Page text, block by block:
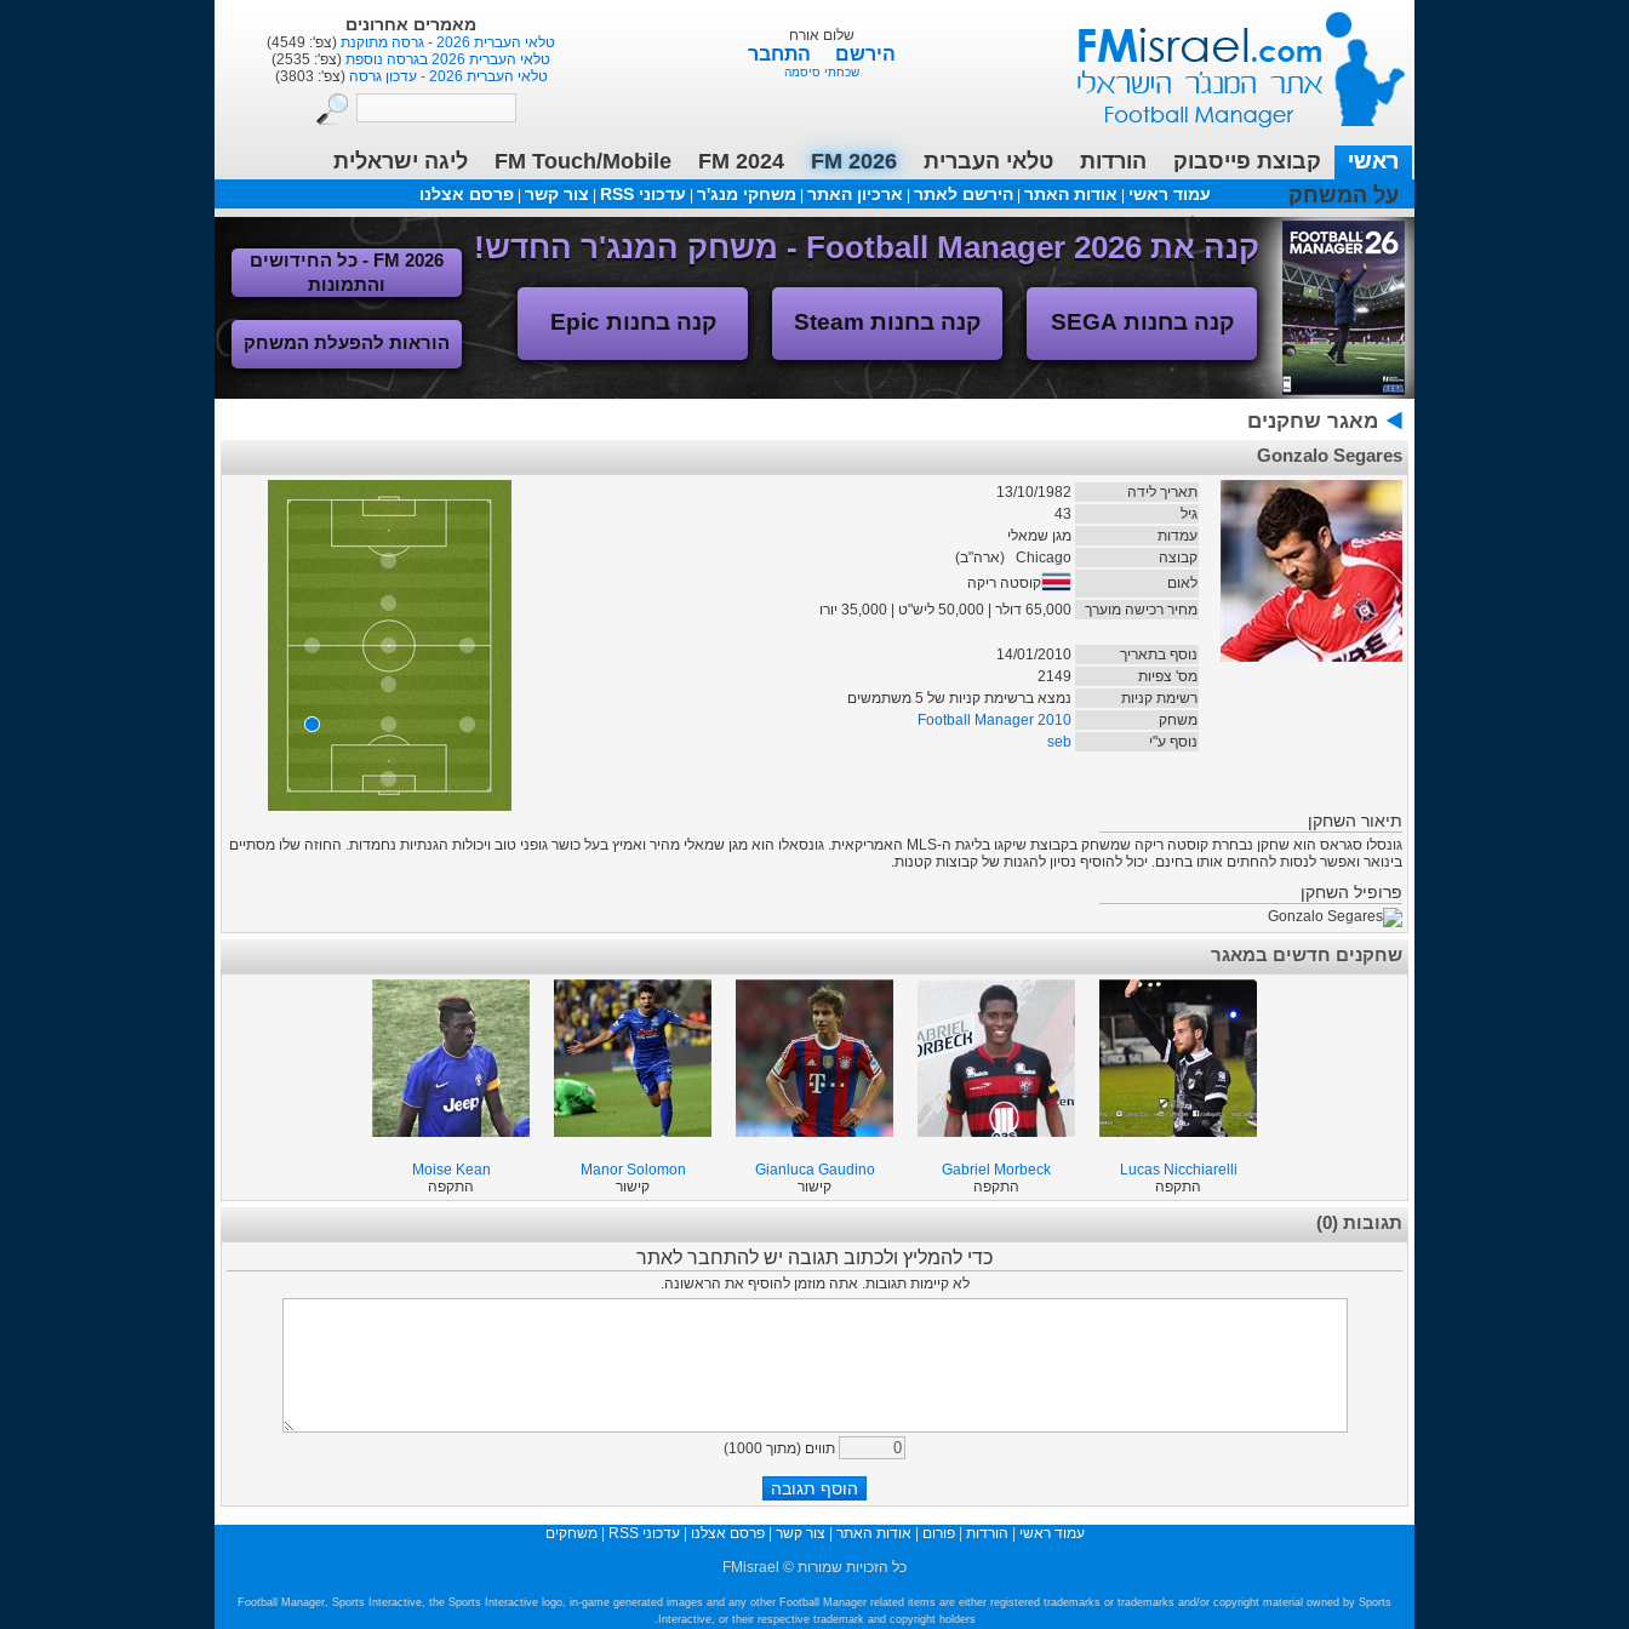
מאמרים אחרונים
טלאי העברית 2026 - גרסה מתוקנת
(צפ': 4549)
טלאי העברית 2026 בגרסה נוספת
(צפ': 2535)
טלאי העברית 2026 - עדכון גרסה
(צפ': 3803)
שלום אורח
הירשם התחבר
שכחתי סיסמה
ראשי קבוצת פייסבוק הורדות טלאי העברית FM 2026
FM 2024
FM Touch/Mobile
ליגה ישראלית
על המשחק
עמוד ראשי אודות האתר |הירשם לאתר ארכיון האתר משחקי מנג'ר עדכוני RSS צור קשר פרסם אצלנו
עכשיו בפורומים:FM19- איך יוצאים לחופשה עם המאמן ?
קנה את Football Manager 2026 - משחק המנג'ר החדש!
קנה בחנות SEGA קנה בחנות Steam קנה בחנות Epic
FM 2026 - כל החידושים
והתמונות
הוראות להפעלת המשחק
מאגר שחקנים
Gonzalo Segares
תאריך לידה
13/10/1982
גיל
43
עמדות
מגן שמאלי
קבוצה
Chicago
(ארה"ב)
לאום
קוסטה ריקה
מחיר רכישה מוערך
65,000 דולר | 50,000 ליש"ט | 35,000 יורו
נוסף בתאריך
14/01/2010
מס' צפיות
2149
רשימת קניות
נמצא ברשימת קניות של 5 משתמשים
משחק
Football Manager 2010
נוסף ע"י
seb
תיאור השחקן
גונסלו סגראס הוא שחקן נבחרת קוסטה ריקה שמשחק בקבוצת שיקגו בליגת ה-MLS האמריקאית. גונסאלו הוא מגן שמאלי מהיר ואמיץ בעל כושר גופני טוב ויכולות הגנתיות נחמדות. החוזה שלו מסתיים
בינואר ואפשר לנסות להחתים אותו בחינם. יכול להוסיף נסיון להגנות של קבוצות קטנות.
פרופיל השחקן
שחקנים חדשים במאגר
Lucas Nicchiarelli
התקפה
Gabriel Morbeck
התקפה
Gianluca Gaudino
קישור
Manor Solomon
קישור
Moise Kean
התקפה
תגובות (0)
כדי להמליץ ולכתוב תגובה יש להתחבר לאתר
לא קיימות תגובות. אתה מוזמן להוסיף את הראשונה.
תווים (מתוך 1000
)
עמוד ראשי הורדות |פורום |אודות האתר צור קשר |פרסם אצלנו |עדכוני RSS |משחקים
כל הזכויות שמורות © FMisrael
Football Manager, Sports Interactive, the Sports Interactive logo, in-game generated images and any other Football Manager related items are either registered trademarks or trademarks and/or copyright material owned by Sports
Interactive, or their respective trademark and copyright holders.